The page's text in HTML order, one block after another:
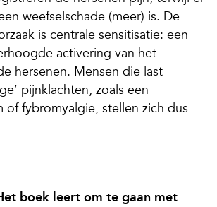
weefselschade (meer) is. De
is centrale sensitisatie: een
activering van het
hersenen. Mensen die last
pijnklachten, zoals een
of fybromyalgie, stellen zich dus
boek leert om te gaan met